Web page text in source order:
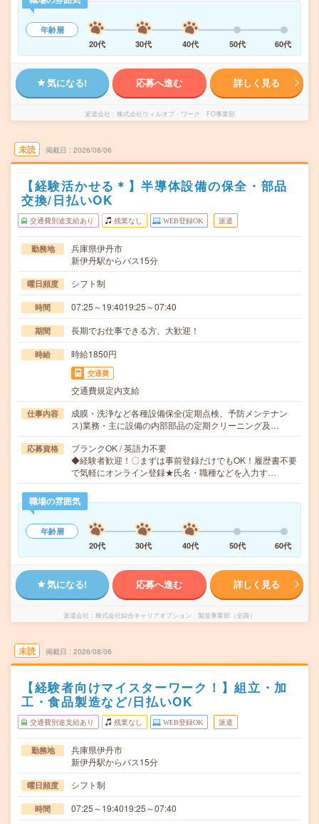
年齢層
20代
30代 40代 50代 60代
気になる! 応募へ進む 詳しく見る
派遣会社 株式会社ウィルオブ・ワーク FO事業部
未読 掲載日 2026/08/06
【経験活かせる＊】半導体設備の保全・部品
交換/日払いOK
交通費別途支給あり 残業なし WEB登録OK 派遣
勤務地
兵庫県伊丹市
新伊丹駅からバス15分
曜日頻度 シフト制
時間 07:25～19:4019:25～07:40
期間 長期でお仕事できる方、大歓迎！
時給 時給1850円
交通費
交通費規定内支給
仕事内容
成膜・洗浄など各種設備保全(定期点検、予防メンテナン
ス)業務・主に設備の内部部品の定期クリーニング及…
応募資格
ブランクOK / 英語力不要
◆経験者歓迎！〇まずは事前登録だけでもOK！履歴書不要
で気軽にオンライン登録★氏名・職種などを入力す…
職場の雰囲気
年齢層
20代
30代 40代 50代 60代
気になる! 応募へ進む 詳しく見る
派遣会社 株式会社綜合キャリアオプション 製造事業部（全国）
未読 掲載日 2026/08/06
【経験者向けマイスターワーク！】組立・加
工・食品製造など/日払いOK
交通費別途支給あり 残業なし WEB登録OK 派遣
勤務地
兵庫県伊丹市
新伊丹駅からバス15分
曜日頻度 シフト制
時間 07:25～19:4019:25～07:40